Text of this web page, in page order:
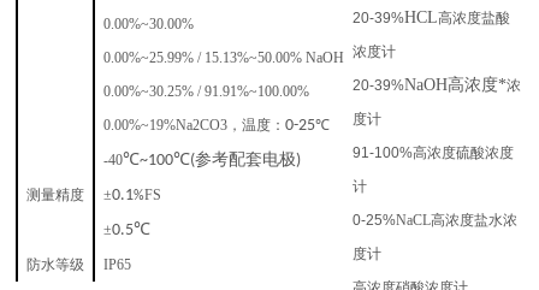
0.00%~30.00%
0.00%~25.99% / 15.13%~50.00%NaOH
0.00%~30.25% / 91.91%~100.00%
0.00%~19%Na2CO3 ，温度：0-25℃
-40℃~100℃(参考配套电极)
测量精度 ±0.1%FS
±0.5℃
防水等级 IP65
20-39%HCL高浓度盐酸
浓度计
20-39%NaOH高浓度*浓
度计
91-100%高浓度硫酸浓度
计
0-25%NaCL高浓度盐水浓
度计